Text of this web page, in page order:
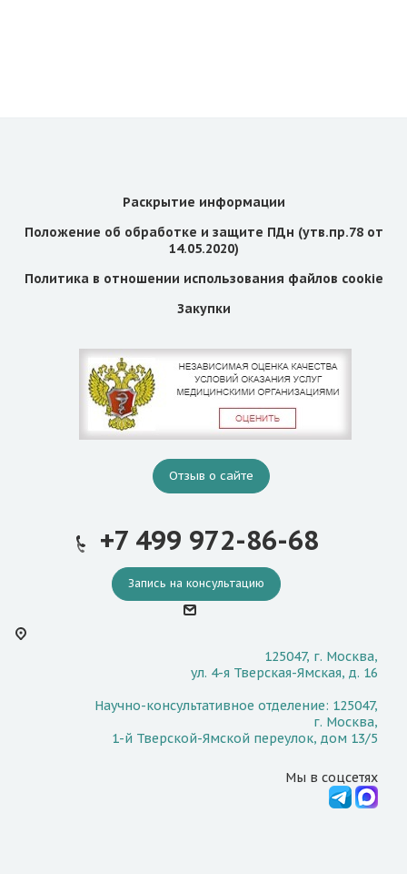
Раскрытие информации
Положение об обработке и защите ПДн (утв.пр.78 от
14.05.2020)
Политика в отношении использования файлов cookie
Закупки
Отзыв о сайте
+7 499 972-86-68
Запись на консультацию
125047, г. Москва,
ул. 4-я Тверская-Ямская, д. 16
Научно-консультативное отделение: 125047,
г. Москва,
1-й Тверской-Ямской переулок, дом 13/5
Мы в соцсетях